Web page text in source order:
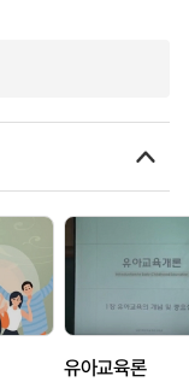
유아교육론